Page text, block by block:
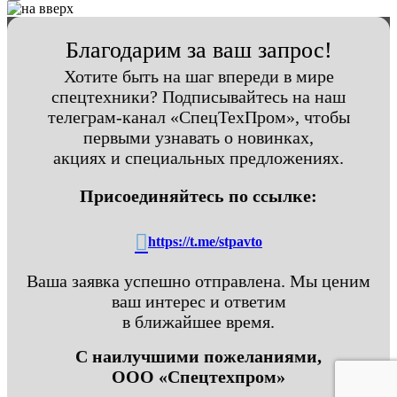
Благодарим за ваш запрос!
Хотите быть на шаг впереди в мире
спецтехники? Подписывайтесь на наш
телеграм-канал «СпецТехПром», чтобы
первыми узнавать о новинках,
акциях и специальных предложениях.
Присоединяйтесь по ссылке:
https://t.me/stpavto
Ваша заявка успешно отправлена. Мы ценим
ваш интерес и ответим
в ближайшее время.
С наилучшими пожеланиями,
ООО «Спецтехпром»